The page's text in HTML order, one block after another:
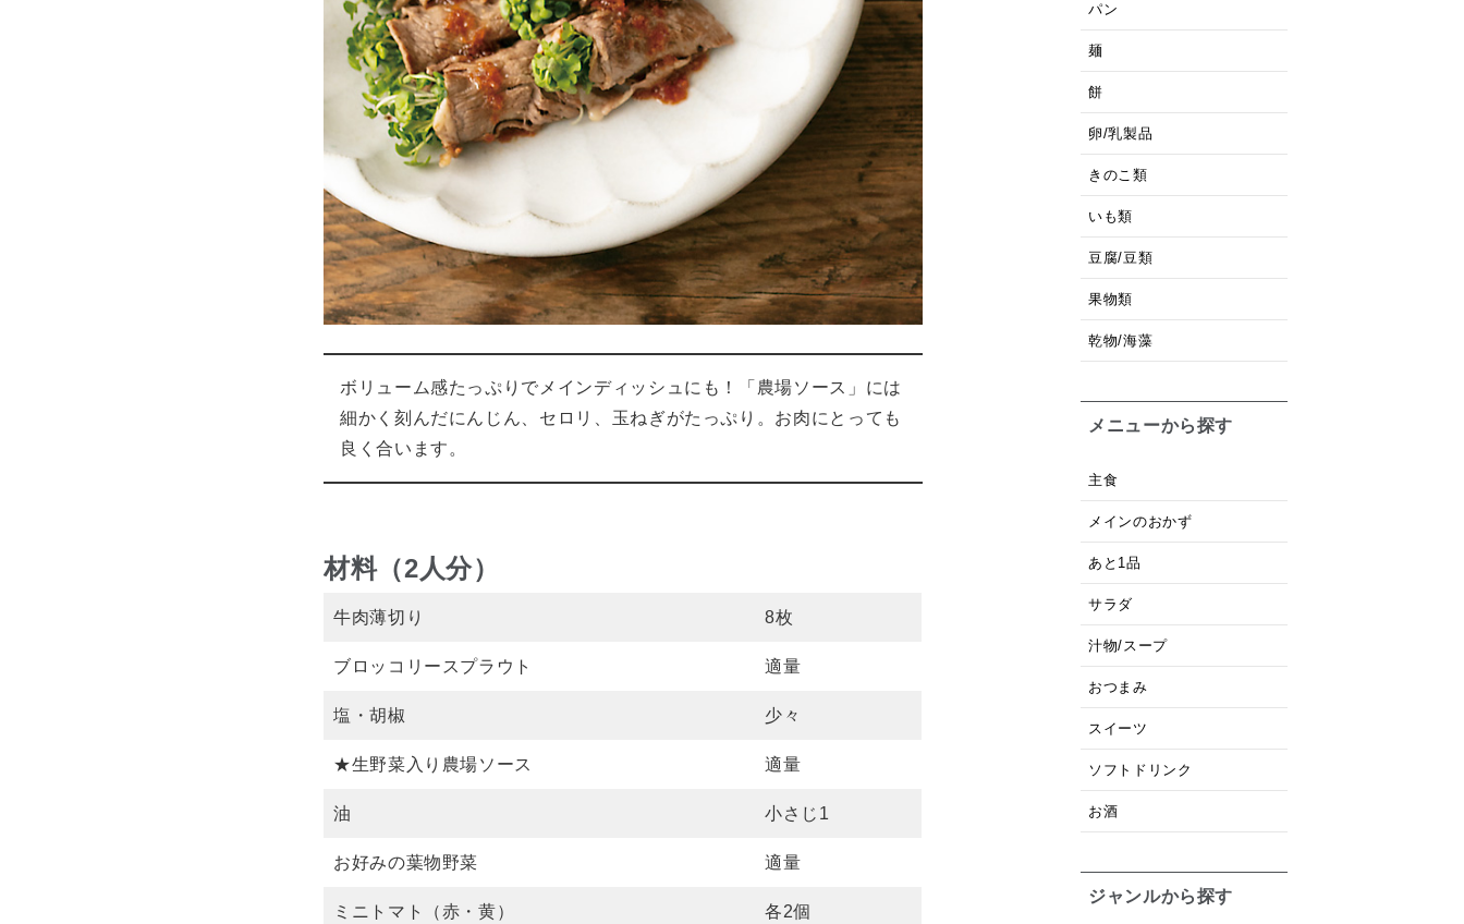
ボリューム感たっぷりでメインディッシュにも！「農場ソース」には
細かく刻んだにんじん、セロリ、玉ねぎがたっぷり。お肉にとっても
良く合います。
材料（2人分）
牛肉薄切り 8枚
ブロッコリースプラウト 適量
塩・胡椒 少々
★生野菜入り農場ソース 適量
油 小さじ1
お好みの葉物野菜 適量
ミニトマト（赤・黄） 各2個
パン
麺
餅
卵/乳製品
きのこ類
いも類
豆腐/豆類
果物類
乾物/海藻
メニューから探す
主食
メインのおかず
あと1品
サラダ
汁物/スープ
おつまみ
スイーツ
ソフトドリンク
お酒
ジャンルから探す